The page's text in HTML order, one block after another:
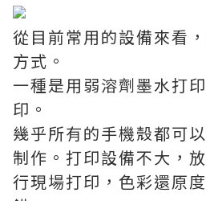
從目前常用的設備來看
方式。
一種是用弱溶劑墨水打
印。
幾乎所有的手機殼都可
制作。打印設備不大，
行現場打印，色彩還原